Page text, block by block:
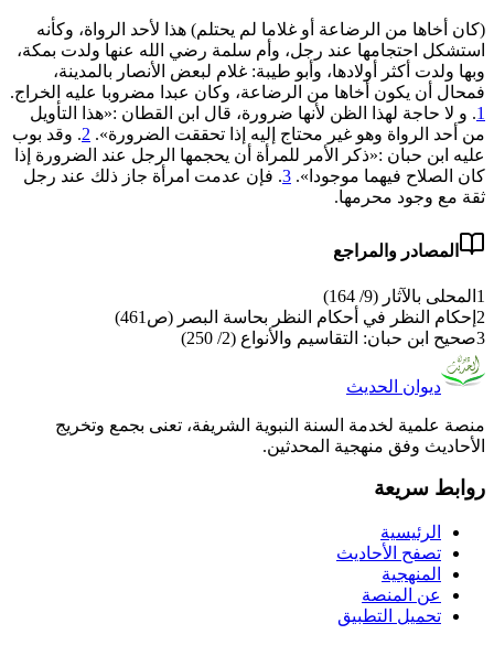
(كان أخاها من الرضاعة أو غلاما لم يحتلم) هذا لأحد الرواة، وكأنه
استشكل احتجامها عند رجل، وأم سلمة رضي الله عنها ولدت بمكة،
وبها ولدت أكثر أولادها، وأبو طيبة: غلام لبعض الأنصار بالمدينة،
فمحال أن يكون أخاها من الرضاعة، وكان عبدا مضروبا عليه الخراج.
1. و لا حاجة لهذا الظن لأنها ضرورة، قال ابن القطان :«هذا التأويل
من أحد الرواة وهو غير محتاج إليه إذا تحققت الضرورة». 2. وقد بوب
عليه ابن حبان :«ذكر الأمر للمرأة أن يحجمها الرجل عند الضرورة إذا
كان الصلاح فيهما موجودا». 3. فإن عدمت امرأة جاز ذلك عند رجل
ثقة مع وجود محرمها.
المصادر والمراجع
1 المحلى بالآثار (9/ 164)
2 إحكام النظر في أحكام النظر بحاسة البصر (ص461)
3صحيح ابن حبان: التقاسيم والأنواع (2/ 250)
ديوان الحديث
منصة علمية لخدمة السنة النبوية الشريفة، تعنى بجمع وتخريج
الأحاديث وفق منهجية المحدثين.
روابط سريعة
الرئيسية
تصفح الأحاديث
المنهجية
عن المنصة
تحميل التطبيق